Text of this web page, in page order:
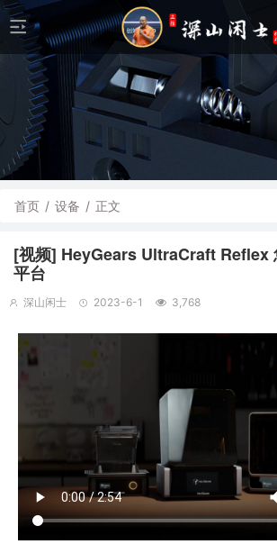
首页 / 设备 / 正文
[视频] HeyGears UltraCraft Reflex
平台
深山闲士 2023-6-1 3,768